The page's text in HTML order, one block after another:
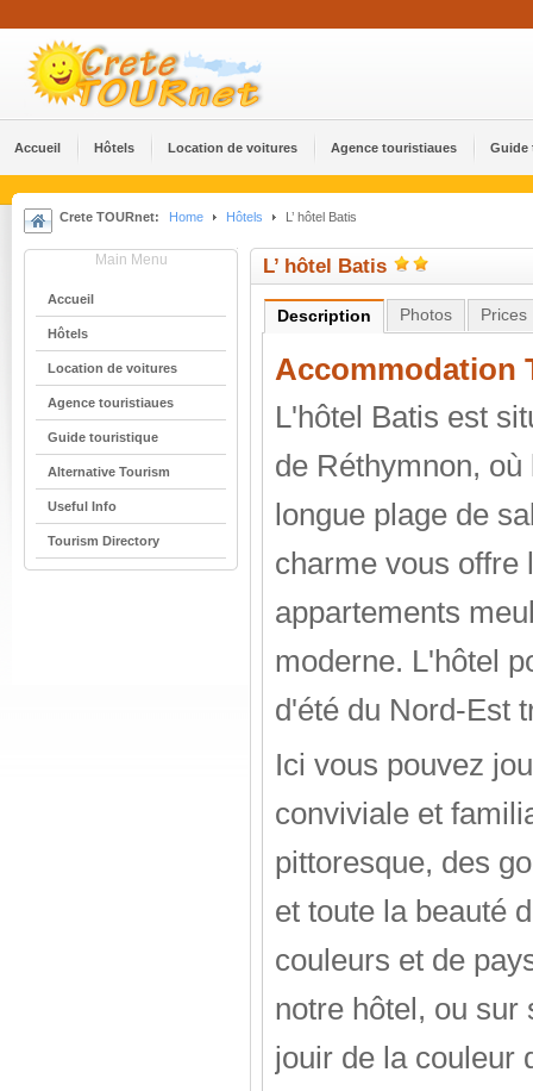
Accueil Hôtels Location de voitures Agence touristiaues Guide
Crete TOURnet: Home Hôtels L’ hôtel Batis
Main Menu
Accueil
Hôtels
Location de voitures
Agence touristiaues
Guide touristique
Alternative Tourism
Useful Info
Tourism Directory
L’ hôtel Batis
Description Photos Prices
Accommodation
L'hôtel Batis est
de Réthymnon,
longue plage de
charme vous offre
appartements
moderne. L'hôtel
d'été du Nord-Est
Ici vous pouvez
conviviale et
pittoresque, des
et toute la beauté
couleurs et de
notre hôtel, ou sur
jouir de la couleur